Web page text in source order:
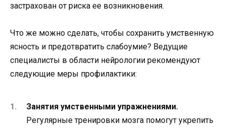
застрахован от риска ее возникновения.
Что же можно сделать, чтобы сохранить умственную
ясность и предотвратить слабоумие? Ведущие
специалисты в области нейрологии рекомендуют
следующие меры профилактики:
Занятия умственными упражнениями.
Регулярные тренировки мозга помогут укрепить